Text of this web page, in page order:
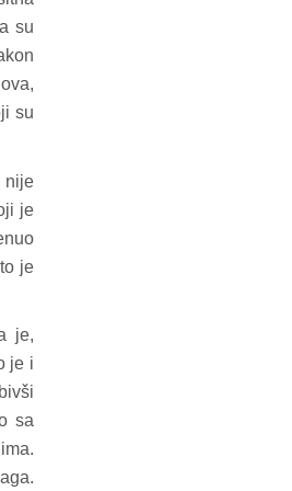
su
su
nije
je
je
je,
je i
sa